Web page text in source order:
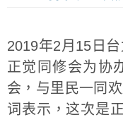
2019年2月15日
正觉同修会为协
会，与里民一同
词表示，这次是